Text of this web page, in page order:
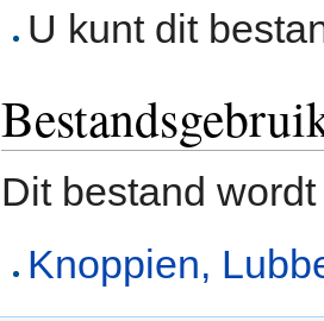
U kunt dit
Dit bestand
Knoppien,